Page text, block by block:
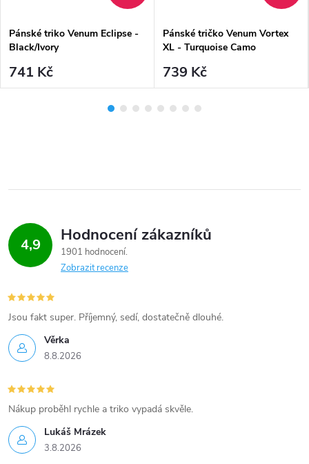
Pánské triko Venum Eclipse -
Black/Ivory
741 Kč
Pánské tričko Venum Vortex
XL - Turquoise Camo
739 Kč
4,9 Hodnocení zákazníků
1901 hodnocení
Zobrazit recenze
Věrka
8.8.2026
Jsou fakt super. Příjemný, sedí, dostatečně dlouhé.
Lukáš Mrázek
3.8.2026
Nákup proběhl rychle a triko vypadá skvěle.